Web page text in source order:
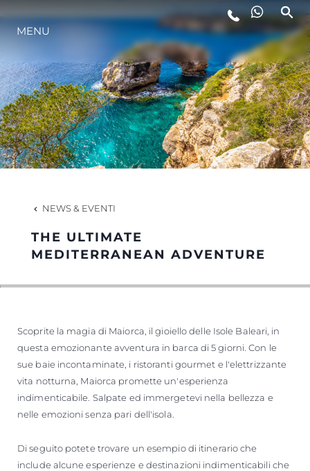
LIFESTYLE
INNOVAZIONE
L'AZIENDA
HERITAGE
MENU
NEWS & EVENTI
THE ULTIMATE
MEDITERRANEAN ADVENTURE
Scoprite la magia di Maiorca, il gioiello delle Isole Baleari, in
questa emozionante avventura in barca di 5 giorni. Con le
sue baie incontaminate, i ristoranti gourmet e l'elettrizzante
vita notturna, Maiorca promette un'esperienza
indimenticabile. Salpate ed immergetevi nella bellezza e
nelle emozioni senza pari dell'isola.
Di seguito potete trovare un esempio di itinerario che
include alcune esperienze e destinazioni indimenticabili che